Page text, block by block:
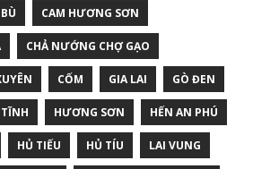
CAM HƯƠNG SƠN
CHẢ NƯỚNG CHỢ GẠO
CỐM GIA LAI GÒ ĐEN
HƯƠNG SƠN HẾN AN PHÚ
HỦ TIẾU HỦ TÍU LAI VUNG